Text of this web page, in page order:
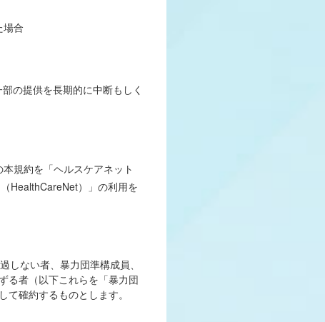
場合
の提供を長期的に中断もしく
規約を「ヘルスケアネット
HealthCareNet）」の利用を
ない者、暴力団準構成員、
る者（以下これらを「暴力団
確約するものとします。